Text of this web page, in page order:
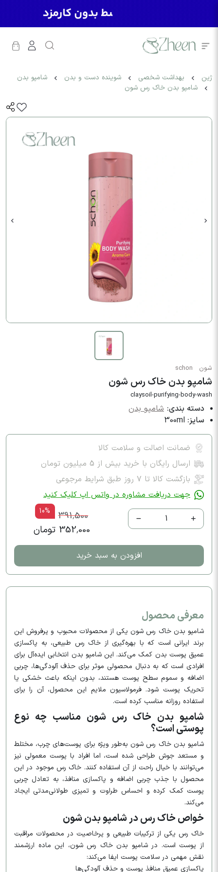
ژین بهداشت شخصی شوینده دست و بدن
شامپو بدن
شامپو بدن خاک رس شون
شون schon
شامپو بدن خاک رس شون
claysoil-purifying-body-wash
دسته بندی: شامپو بدن
سایز: 300ml
ضمانت اصالت و سلامت کالا
ارسال رایگان با خرید بیش از 5 میلیون تومان
بازگشت کالا تا ۷ روز طبق شرایط مرجوعی
جهت دریافت مشاوره در واتس اپ کلیک کنید
1
391,500
10%
352,000 تومان
افزودن به سبد خرید
معرفی محصول
شامپو بدن خاک رس شون یکی از محصولات محبوب و پرفروش این
برند ایرانی است که با بهره‌گیری از خاک رس طبیعی، به پاکسازی
عمیق پوست بدن کمک می‌کند. این شامپو بدن انتخابی ایده‌آل برای
افرادی است که به دنبال محصولی موثر برای حذف آلودگی‌ها، چربی
اضافه و سموم سطح پوست هستند، بدون اینکه باعث خشکی یا
تحریک پوست شود. فرمولاسیون ملایم این محصول، آن را برای
استفاده روزانه مناسب کرده است.
شامپو بدن خاک رس شون مناسب چه نوع
پوستی است؟
شامپو بدن خاک رس شون به‌طور ویژه برای پوست‌های چرب، مختلط
و مستعد جوش طراحی شده است، اما افراد با پوست معمولی نیز
می‌توانند با خیال راحت از آن استفاده کنند. خاک رس موجود در این
محصول با جذب چربی اضافه و پاکسازی منافذ، به تعادل چربی
پوست کمک کرده و احساس طراوت و تمیزی طولانی‌مدتی ایجاد
می‌کند.
خواص خاک رس در شامپو بدن شون
خاک رس یکی از ترکیبات طبیعی و پرخاصیت در محصولات مراقبت
از پوست است. در شامپو بدن خاک رس شون، این ماده ارزشمند
نقش مهمی در سلامت پوست ایفا می‌کند:
پاکسازی عمیق منافذ پوست و حذف آلودگی‌ها